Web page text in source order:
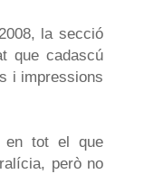
la secció
que cadascú
i impressions
en tot el que
però no